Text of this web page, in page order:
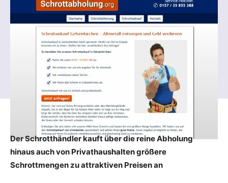
Der Schrotthändler kauft über die reine Abholung
hinaus auch von Privathaushalten größere
Schrottmengen zu attraktiven Preisen an